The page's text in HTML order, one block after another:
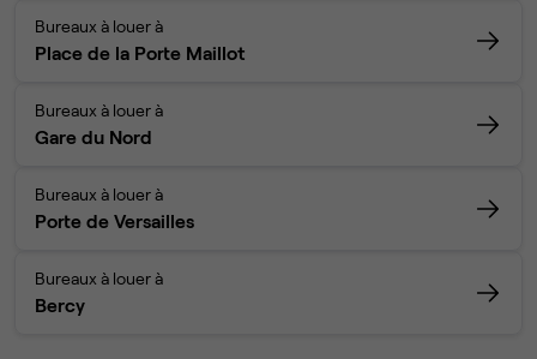
Bureaux à louer à
Place de la Porte Maillot
Bureaux à louer à
Gare du Nord
Bureaux à louer à
Porte de Versailles
Bureaux à louer à
Bercy